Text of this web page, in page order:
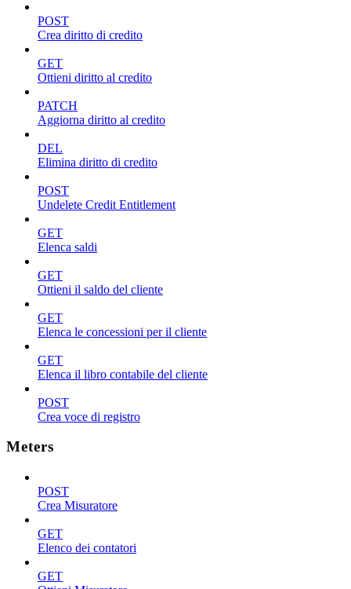
POST
Crea diritto di credito
GET
Ottieni diritto al credito
PATCH
Aggiorna diritto al credito
DEL
Elimina diritto di credito
POST
Undelete Credit Entitlement
GET
Elenca saldi
GET
Ottieni il saldo del cliente
GET
Elenca le concessioni per il cliente
GET
Elenca il libro contabile del cliente
POST
Crea voce di registro
Meters
POST
Crea Misuratore
GET
Elenco dei contatori
GET